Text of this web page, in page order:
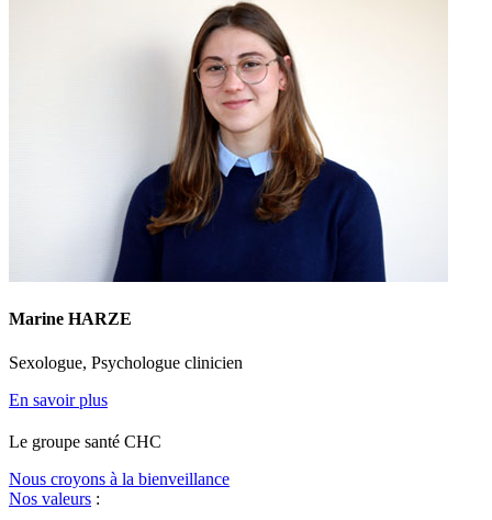
Marine HARZE
Sexologue, Psychologue clinicien
En savoir plus
Le groupe santé CHC
Nous croyons à la bienveillance
Nos valeurs :